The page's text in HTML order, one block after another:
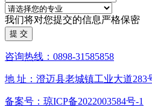
我们将对您提交的信息严格保密
咨询热线：0898-31585858
地 址：澄迈县老城镇工业大道283
备案号：琼ICP备2022003584号-1